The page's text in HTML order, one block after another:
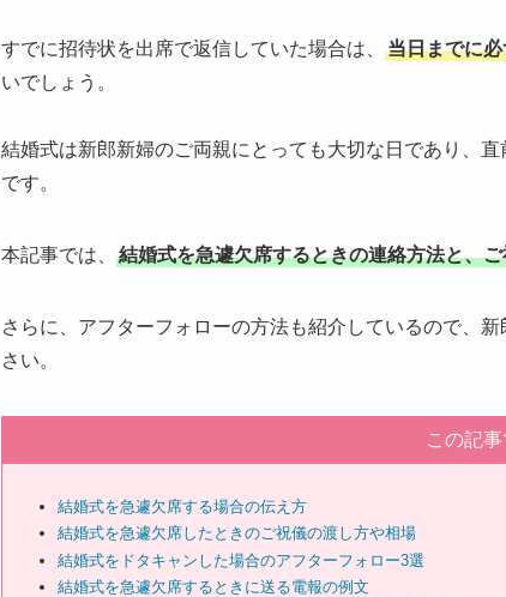
すでに招待状を出席で返信していた場合は、 当日までに
いでしょう。
結婚式は新郎新婦のご両親にとっても大切な日であり、
です。
本記事では、 結婚式を急遽欠席するときの連絡方法と、
さらに、アフターフォローの方法も紹介しているので、
さい。
この記
結婚式を急遽欠席する場合の伝え方
結婚式を急遽欠席したときのご祝儀の渡し方や相場
結婚式をドタキャンした場合のアフターフォロー3選
結婚式を急遽欠席するときに送る電報の例文